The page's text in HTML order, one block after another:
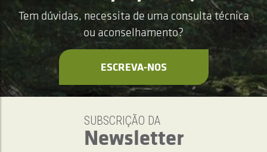
Tem dúvidas, necessita de uma consulta técnica
ou aconselhamento?
ESCREVA-NOS
SUBSCRIÇÃO DA
Newsletter